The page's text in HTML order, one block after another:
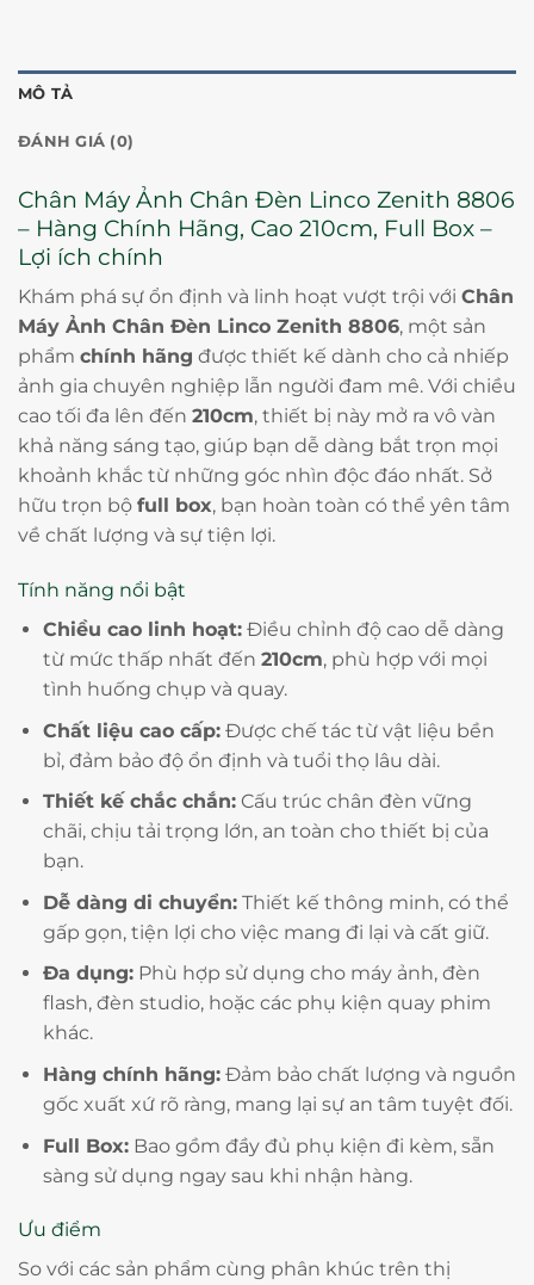
MÔ TẢ
ĐÁNH GIÁ (0)
Chân Máy Ảnh Chân Đèn Linco Zenith 8806
– Hàng Chính Hãng, Cao 210cm, Full Box –
Lợi ích chính
Khám phá sự ổn định và linh hoạt vượt trội với Chân
Máy Ảnh Chân Đèn Linco Zenith 8806, một sản
phẩm chính hãng được thiết kế dành cho cả nhiếp
ảnh gia chuyên nghiệp lẫn người đam mê. Với chiều
cao tối đa lên đến 210cm, thiết bị này mở ra vô vàn
khả năng sáng tạo, giúp bạn dễ dàng bắt trọn mọi
khoảnh khắc từ những góc nhìn độc đáo nhất. Sở
hữu trọn bộ full box, bạn hoàn toàn có thể yên tâm
về chất lượng và sự tiện lợi.
Tính năng nổi bật
Chiều cao linh hoạt:Điều chỉnh độ cao dễ dàng
từ mức thấp nhất đến 210cm, phù hợp với mọi
tình huống chụp và quay.
Chất liệu cao cấp:Được chế tác từ vật liệu bền
bỉ, đảm bảo độ ổn định và tuổi thọ lâu dài.
Thiết kế chắc chắn:Cấu trúc chân đèn vững
chãi, chịu tải trọng lớn, an toàn cho thiết bị của
bạn.
Dễ dàng di chuyển:Thiết kế thông minh, có thể
gấp gọn, tiện lợi cho việc mang đi lại và cất giữ.
Đa dụng:Phù hợp sử dụng cho máy ảnh, đèn
flash, đèn studio, hoặc các phụ kiện quay phim
khác.
Hàng chính hãng:Đảm bảo chất lượng và nguồn
gốc xuất xứ rõ ràng, mang lại sự an tâm tuyệt đối.
Full Box:Bao gồm đầy đủ phụ kiện đi kèm, sẵn
sàng sử dụng ngay sau khi nhận hàng.
Ưu điểm
So với các sản phẩm cùng phân khúc trên thị